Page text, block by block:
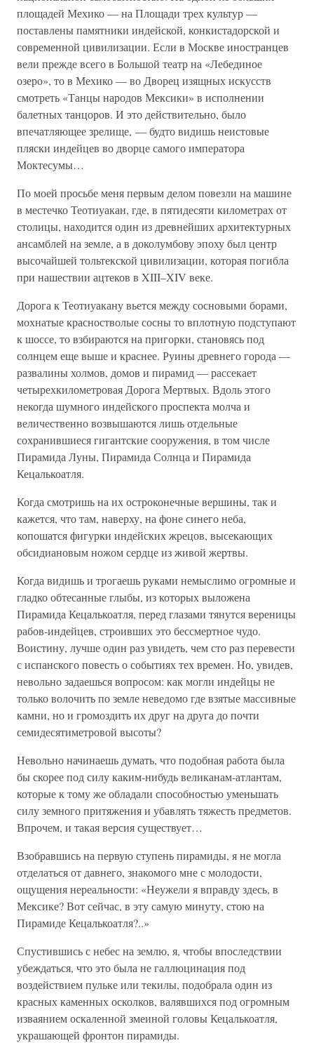
площадей Мехико — на Площади трех культур —
поставлены памятники индейской, конкистадорской и
современной цивилизации. Если в Москве иностранцев
вели прежде всего в Большой театр на «Лебединое
озеро», то в Мехико — во Дворец изящных искусств
смотреть «Танцы народов Мексики» в исполнении
балетных танцоров. И это действительно, было
впечатляющее зрелище, — будто видишь неистовые
пляски индейцев во дворце самого императора
Моктесумы…
По моей просьбе меня первым делом повезли на машине
в местечко Теотиуакан, где, в пятидесяти километрах от
столицы, находится один из древнейших архитектурных
ансамблей на земле, а в доколумбову эпоху был центр
высочайшей тольтекской цивилизации, которая погибла
при нашествии ацтеков в XIII–XIV веке.
Дорога к Теотиуакану вьется между сосновыми борами,
мохнатые красностволые сосны то вплотную подступают
к шоссе, то взбираются на пригорки, становясь под
солнцем еще выше и краснее. Руины древнего города —
развалины холмов, домов и пирамид — рассекает
четырехкилометровая Дорога Мертвых. Вдоль этого
некогда шумного индейского проспекта молча и
величественно возвышаются лишь отдельные
сохранившиеся гигантские сооружения, в том числе
Пирамида Луны, Пирамида Солнца и Пирамида
Кецалькоатля.
Когда смотришь на их остроконечные вершины, так и
кажется, что там, наверху, на фоне синего неба,
копошатся фигурки индейских жрецов, высекающих
обсидиановым ножом сердце из живой жертвы.
Когда видишь и трогаешь руками немыслимо огромные и
гладко обтесанные глыбы, из которых выложена
Пирамида Кецалькоатля, перед глазами тянутся вереницы
рабов-индейцев, строивших это бессмертное чудо.
Воистину, лучше один раз увидеть, чем сто раз перевести
с испанского повесть о событиях тех времен. Но, увидев,
невольно задаешься вопросом: как могли индейцы не
только волочить по земле неведомо где взятые массивные
камни, но и громоздить их друг на друга до почти
семидесятиметровой высоты?
Невольно начинаешь думать, что подобная работа была
бы скорее под силу каким-нибудь великанам-атлантам,
которые к тому же обладали способностью уменьшать
силу земного притяжения и убавлять тяжесть предметов.
Впрочем, и такая версия существует…
Взобравшись на первую ступень пирамиды, я не могла
отделаться от давнего, знакомого мне с молодости,
ощущения нереальности: «Неужели я вправду здесь, в
Мексике? Вот сейчас, в эту самую минуту, стою на
Пирамиде Кецалькоатля?..»
Спустившись с небес на землю, я, чтобы впоследствии
убеждаться, что это была не галлюцинация под
воздействием пульке или текилы, подобрала один из
красных каменных осколков, валявшихся под огромным
изваянием оскаленной змеиной головы Кецалькоатля,
украшающей фронтон пирамиды.